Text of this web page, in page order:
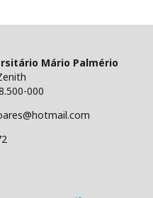
Mário Palmério
000